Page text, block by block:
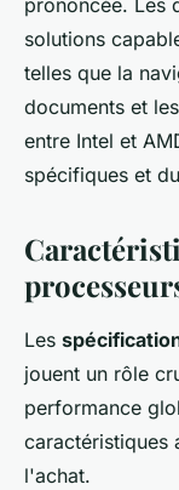
prononcée. Les
solutions
telles que la
documents et
entre Intel et
spécifiques et
Les
jouent un rôle
performance
caractéristiques
l'achat.